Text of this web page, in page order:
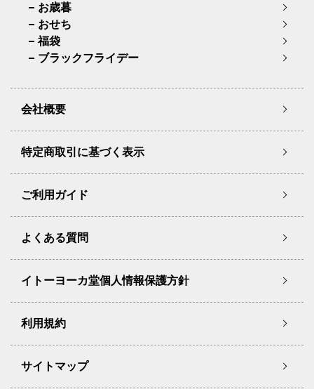
お歳暮
おせち
福袋
ブラックフライデー
会社概要
特定商取引に基づく表示
ご利用ガイド
よくある質問
イトーヨーカ堂個人情報保護方針
利用規約
サイトマップ